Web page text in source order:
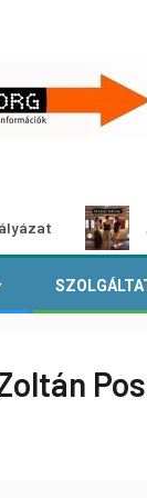
Alkotói